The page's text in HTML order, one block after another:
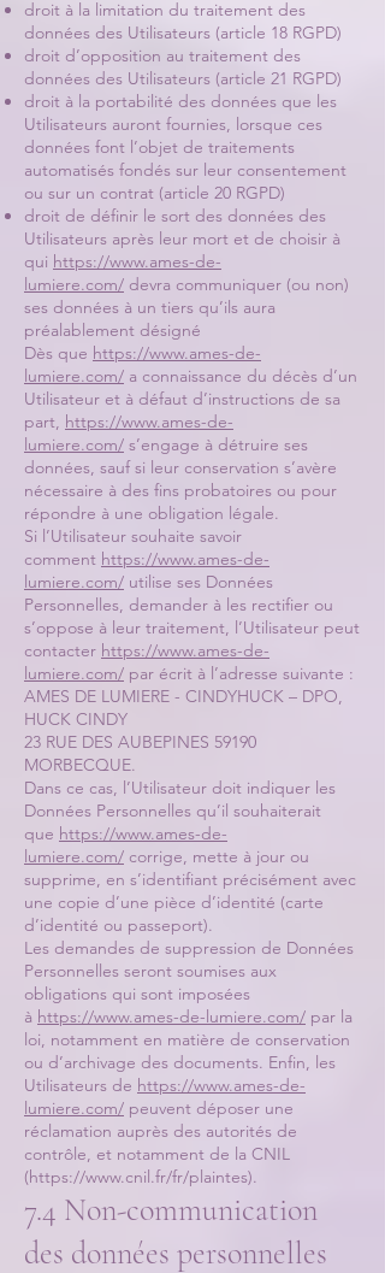
droit à la limitation du traitement des
données des Utilisateurs (article 18 RGPD)
droit d’opposition au traitement des
données des Utilisateurs (article 21 RGPD)
droit à la portabilité des données que les
Utilisateurs auront fournies, lorsque ces
données font l’objet de traitements
automatisés fondés sur leur consentement
ou sur un contrat (article 20 RGPD)
droit de définir le sort des données des
Utilisateurs après leur mort et de choisir à
qui https://www.ames-de-
lumiere.com/ devra communiquer (ou non)
ses données à un tiers qu’ils aura
préalablement désigné
Dès que https://www.ames-de-
lumiere.com/ a connaissance du décès d’un
Utilisateur et à défaut d’instructions de sa
part, https://www.ames-de-
lumiere.com/ s’engage à détruire ses
données, sauf si leur conservation s’avère
nécessaire à des fins probatoires ou pour
répondre à une obligation légale.
Si l’Utilisateur souhaite savoir
comment https://www.ames-de-
lumiere.com/ utilise ses Données
Personnelles, demander à les rectifier ou
s’oppose à leur traitement, l’Utilisateur peut
contacter https://www.ames-de-
lumiere.com/ par écrit à l’adresse suivante :
AMES DE LUMIERE - CINDYHUCK – DPO,
HUCK CINDY
23 RUE DES AUBEPINES 59190
MORBECQUE.
Dans ce cas, l’Utilisateur doit indiquer les
Données Personnelles qu’il souhaiterait
que https://www.ames-de-
lumiere.com/ corrige, mette à jour ou
supprime, en s’identifiant précisément avec
une copie d’une pièce d’identité (carte
d’identité ou passeport).
Les demandes de suppression de Données
Personnelles seront soumises aux
obligations qui sont imposées
à https://www.ames-de-lumiere.com/ par la
loi, notamment en matière de conservation
ou d’archivage des documents. Enfin, les
Utilisateurs de https://www.ames-de-
lumiere.com/ peuvent déposer une
réclamation auprès des autorités de
contrôle, et notamment de la CNIL
(https://www.cnil.fr/fr/plaintes).
7.4 Non-communication
des données personnelles